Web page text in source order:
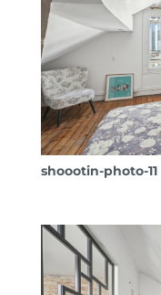
shoootin-photo-11